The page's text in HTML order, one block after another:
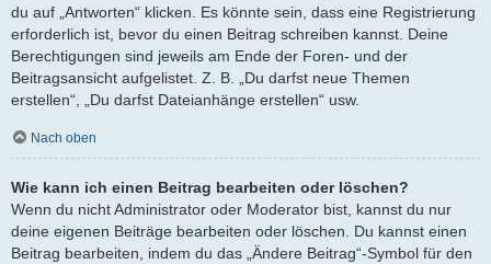
du auf „Antworten“ klicken. Es könnte sein, dass eine Registrierung
erforderlich ist, bevor du einen Beitrag schreiben kannst. Deine
Berechtigungen sind jeweils am Ende der Foren- und der
Beitragsansicht aufgelistet. Z. B. „Du darfst neue Themen
erstellen“, „Du darfst Dateianhänge erstellen“ usw.
Nach oben
Wie kann ich einen Beitrag bearbeiten oder löschen?
Wenn du nicht Administrator oder Moderator bist, kannst du nur
deine eigenen Beiträge bearbeiten oder löschen. Du kannst einen
Beitrag bearbeiten, indem du das „Ändere Beitrag“-Symbol für den